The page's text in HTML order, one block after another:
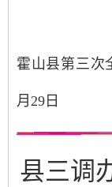
霍山县第三次
月 29 日
县三调